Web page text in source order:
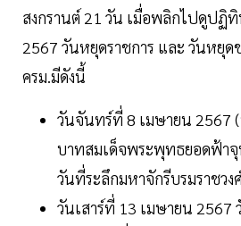
สงกรานต์ 21 วัน เมื่อพลิกไปดูปฏิ
2567 วันหยุดราชการ และ วันหยุด
ครม.มีดังนี้
วันจันทร์ที่ 8 เมษายน 2567
บาทสมเด็จพระพุทธยอดฟ้าจุ
วันที่ระลึกมหาจักรีบรมราชว
วันเสาร์ที่ 13 เมษายน 2567